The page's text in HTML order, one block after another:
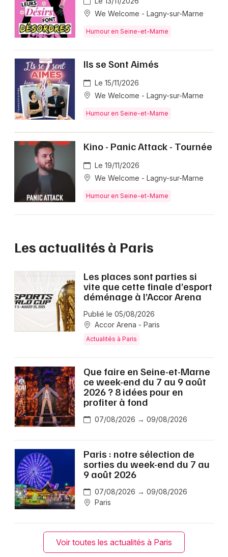
We Welcome - Lagny-sur-Marne
Humour en Seine-et-Marne
Ils se Sont Aimés
Le 15/11/2026
We Welcome - Lagny-sur-Marne
Humour en Seine-et-Marne
Kino - Panic Attack - Tournée
Le 19/11/2026
We Welcome - Lagny-sur-Marne
Humour en Seine-et-Marne
Les actualités à Paris
Les places sont parties si
vite que cette finale d’esport
déménage à l’Accor Arena
Publié le 05/08/2026
Accor Arena - Paris
Actualités à Paris
Que faire en Seine-et-Marne
ce week-end du 7 au 9 août
2026 ? 8 idées pour en
profiter à fond
07/08/2026 → 09/08/2026
Paris : notre sélection de
sorties du week-end du 7 au
9 août 2026
07/08/2026 → 09/08/2026
Paris
Voir toutes les actualités à Paris